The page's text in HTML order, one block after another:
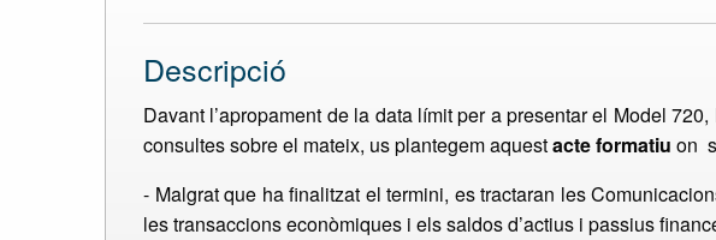
Descripció
Davant l’apropament de la data límit per a presentar el Model
consultes sobre el mateix, us plantegem aquestacte formatiu on
- Malgrat que ha finalitzat el termini, es tractaran les
les transaccions econòmiques i els saldos d’actius i passius